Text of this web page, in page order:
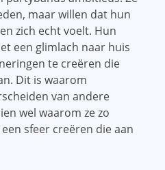
maar willen dat hun
zich echt voelt. Hun
een glimlach naar huis
te creëren die
Dit is waarom
van andere
wel waarom ze zo
sfeer creëren die aan